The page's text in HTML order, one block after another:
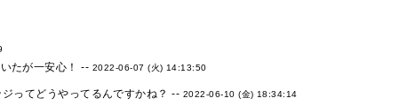
たが一安心！ -- 2022-06-07 (火) 14:13:50
ってどうやってるんですかね？ -- 2022-06-10 (金) 18:34:14